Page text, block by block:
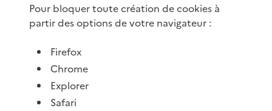
Pour bloquer toute création de cookies à
partir des options de votre navigateur :
Firefox
Chrome
Explorer
Safari